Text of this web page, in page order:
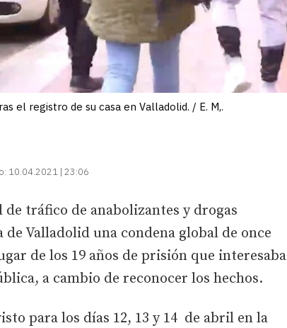
el registro de su casa en Valladolid. / E. M,.
10.04.2021 | 23:06
de tráfico de anabolizantes y drogas
Valladolid una condena global de once
de los 19 años de prisión que interesaba
a cambio de reconocer los hechos.
para los días 12, 13 y 14 de abril en la